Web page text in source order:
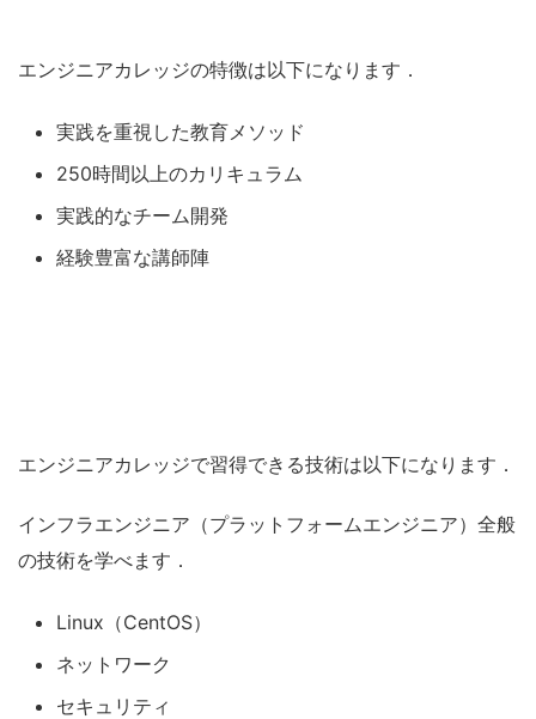
エンジニアカレッジの特徴は以下になります．
実践を重視した教育メソッド
250時間以上のカリキュラム
実践的なチーム開発
経験豊富な講師陣
エンジニアカレッジで習得できる技術は以下になります．
インフラエンジニア（プラットフォームエンジニア）全般
の技術を学べます．
Linux（CentOS）
ネットワーク
セキュリティ